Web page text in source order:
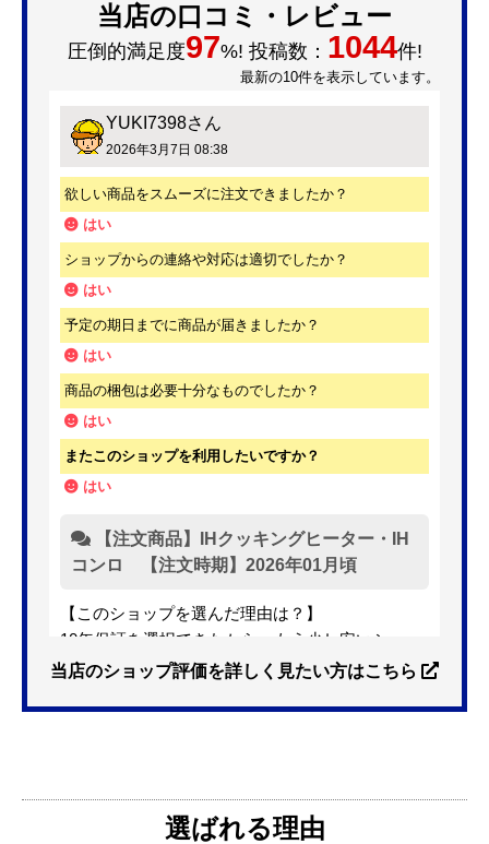
当店の口コミ・レビュー
圧倒的満足度97%! 投稿数： 1044件!
最新の10件を表示しています。
YUKI7398さん
2026年3月7日 08:38
欲しい商品をスムーズに注文できましたか？
はい
ショップからの連絡や対応は適切でしたか？
はい
予定の期日までに商品が届きましたか？
はい
商品の梱包は必要十分なものでしたか？
はい
またこのショップを利用したいですか？
はい
【注文商品】IHクッキングヒーター・IH
コンロ 【注文時期】2026年01月頃
【このショップを選んだ理由は？】
10年保証を選択できたから。もう少し安いショッ
プも有ったが、5年保証しかなかった。
【その他感想・コメント】
当店のショップ評価を詳しく見たい方はこちら
選ばれる理由